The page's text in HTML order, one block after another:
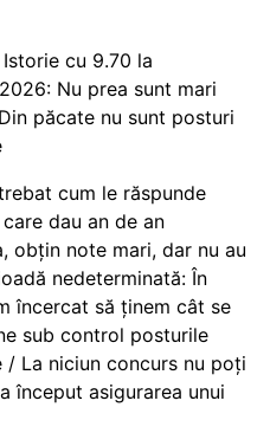
cu 9.70 la
Nu prea sunt mari
păcate nu sunt posturi
cum le răspunde
dau an de an
obțin note mari, dar nu au
nedeterminată: În
încercat să ținem cât se
sub control posturile
/ La niciun concurs nu poți
început asigurarea unui